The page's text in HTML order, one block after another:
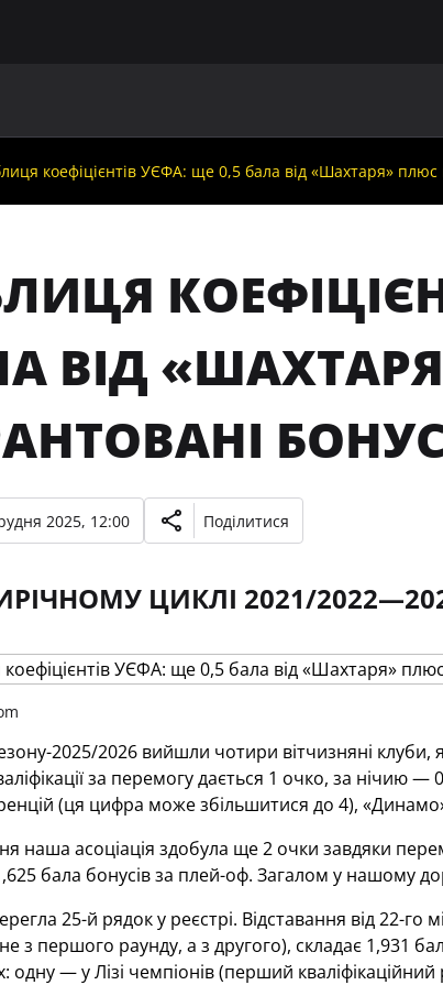
коефіцієнтів УЄФА: ще 0,5 бала від «Шахтаря» плюс
ВІД
2025, 12:00 Поділитися
ЦИКЛІ 2021/
2025/2026 вийшли чотири вітчизняні
за перемогу дається 1 очко, за нічию
(ця цифра може збільшитися до 4),
наша асоціація здобула ще 2 очки завдяки
бала бонусів за плей-оф. Загалом у нашому
25-й рядок у реєстрі. Відставання від 22-го
з першого раунду, а з другого), складає 1,931
одну — у Лізі чемпіонів (перший